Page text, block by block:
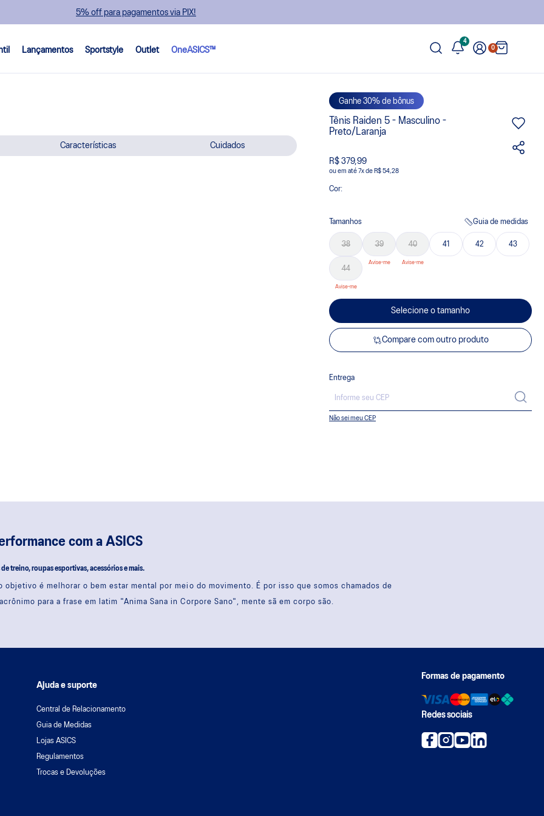
5% off para pagamentos via PIX!
Lançamentos Sportstyle Outlet OneASICS™
4
0
Características Cuidados
Ganhe 30% de bônus
Tênis Raiden 5 - Masculino -
Preto/Laranja
R$ 379,99
ou 7x de R$ 54,28
Cor:
Tamanhos Guia de medidas
38 39 40 41 42 43
44
Selecione o tamanho
Compare com outro produto
Entrega
Não sei meu CEP
com a ASICS
de treino, roupas esportivas, acessórios e mais.
objetivo é melhorar o bem estar mental por meio do movimento. É por isso que somos chamados de
para a frase em latim "Anima Sana in Corpore Sano", mente sã em corpo são.
Ajuda e suporte
Central de Relacionamento
Guia de Medidas
Lojas ASICS
Regulamentos
Trocas e Devoluções
Formas de pagamento
Redes sociais